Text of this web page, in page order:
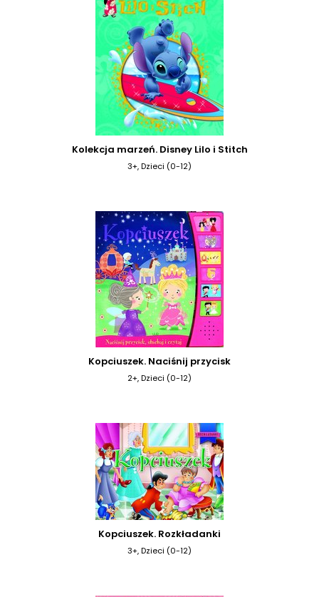
Kolekcja marzeń. Disney Lilo i Stitch
3+, Dzieci (0-12)
Kopciuszek. Naciśnij przycisk
2+, Dzieci (0-12)
Kopciuszek. Rozkładanki
3+, Dzieci (0-12)